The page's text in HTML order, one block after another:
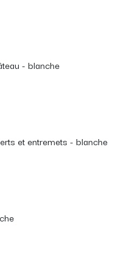
- blanche
et entremets - blanche